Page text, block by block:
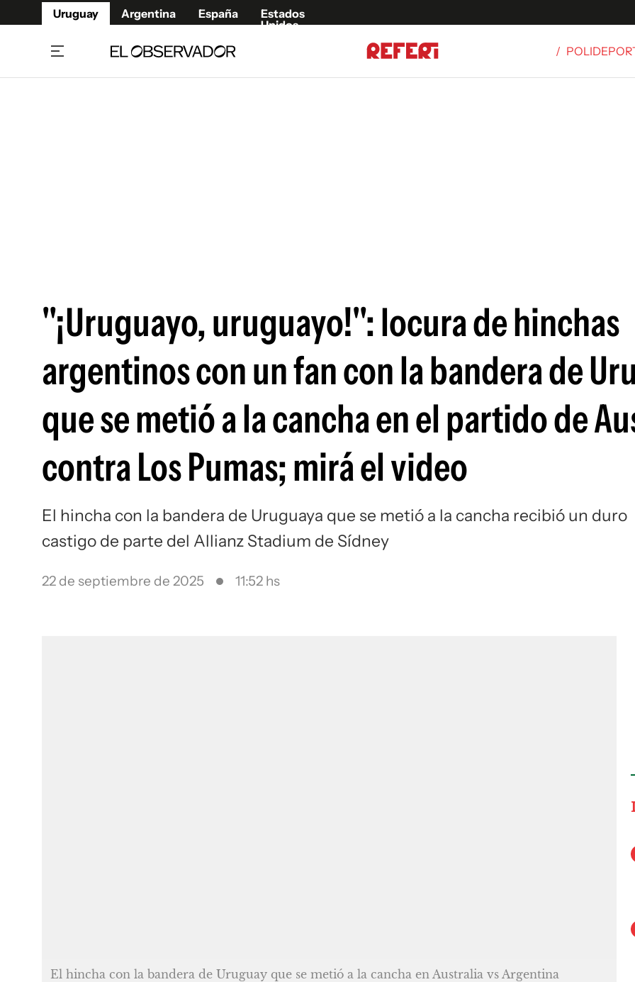
Uruguay Argentina España
Estados
Unidos
/
"¡Uruguayo, uruguayo!": locura de hinchas
argentinos con un fan con la bandera de
que se metió a la cancha en el partido de
contra Los Pumas; mirá el video
El hincha con la bandera de Uruguaya que se metió a la cancha recibió un duro
castigo de parte del Allianz Stadium de Sídney
22 de septiembre de 2025 11:52 hs
El hincha con la bandera de Uruguay que se metió a la cancha en Australia vs Argentina